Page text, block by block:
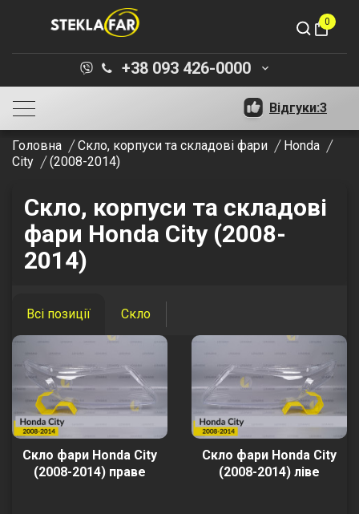
shopping_bag
0
+38 093 426-0000 keyboard_arrow_down
Відгуки:3
Головна Скло, корпуси та складові фари
Honda
City
(2008-2014)
Скло, корпуси та складові
фари Honda City (2008-
2014)
Всі позиції Скло
Скло фари Honda City
(2008-2014) праве
Скло фари Honda City
(2008-2014) ліве